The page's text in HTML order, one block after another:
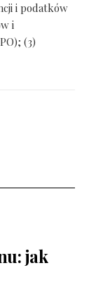
i podatków
i
(3)
jak